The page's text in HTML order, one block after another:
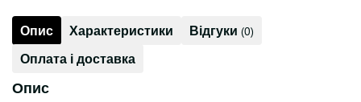
Опис Характеристики Відгуки (0)
Оплата і доставка
Опис